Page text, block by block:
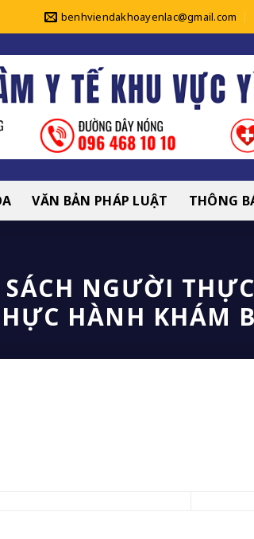
benhviendakhoayenlac@gmail.com
VĂN BẢN PHÁP LUẬT THÔNG
NGƯỜI
HÀNH KHÁM